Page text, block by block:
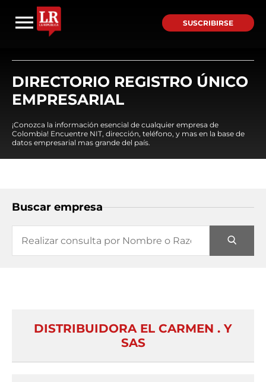
SUSCRIBIRSE
DIRECTORIO REGISTRO ÚNICO
EMPRESARIAL
¡Conozca la información esencial de cualquier empresa de
Colombia! Encuentre NIT, dirección, teléfono, y mas en la base de
datos empresarial mas grande del país.
Buscar empresa
DISTRIBUIDORA EL CARMEN . Y
SAS